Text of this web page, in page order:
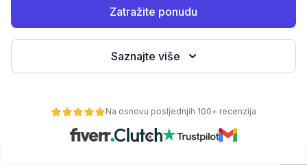
Zatražite ponudu
Saznajte više
Na osnovu posljednjih 100+ recenzija